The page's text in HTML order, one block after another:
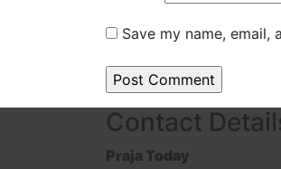
Save my name,
Contact
Praja Today